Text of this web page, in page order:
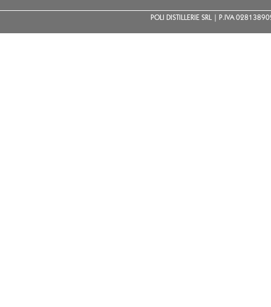
POLI DISTILLERIE SRL | P.IVA